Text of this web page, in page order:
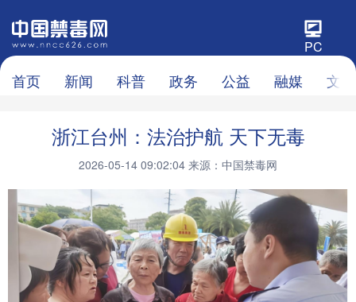
PC
首页 新闻 科普 政务 公益 融媒 文化
浙江台州：法治护航 天下无毒
2026-05-14 09:02:04 来源：中国禁毒网